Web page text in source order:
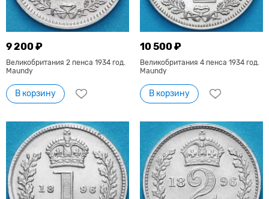
9 200 ₽
Великобритания 2 пенса 1934 год.
Maundy
В корзину
10 500 ₽
Великобритания 4 пенса 1934 год.
Maundy
В корзину